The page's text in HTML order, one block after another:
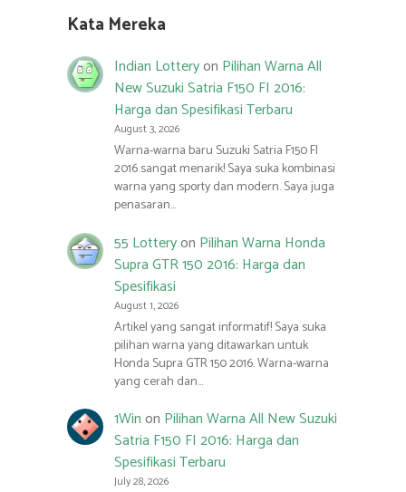
Kata Mereka
Indian Lotteryon Pilihan Warna All
New Suzuki Satria F150 FI 2016:
Harga dan Spesifikasi Terbaru
August 3, 2026
Warna-warna baru Suzuki Satria F150 FI
2016 sangat menarik! Saya suka kombinasi
warna yang sporty dan modern. Saya juga
penasaran…
55 Lotteryon Pilihan Warna Honda
Supra GTR 150 2016: Harga dan
Spesifikasi
August 1, 2026
Artikel yang sangat informatif! Saya suka
pilihan warna yang ditawarkan untuk
Honda Supra GTR 150 2016. Warna-warna
yang cerah dan…
1Winon Pilihan Warna All New Suzuki
Satria F150 FI 2016: Harga dan
Spesifikasi Terbaru
July 28, 2026